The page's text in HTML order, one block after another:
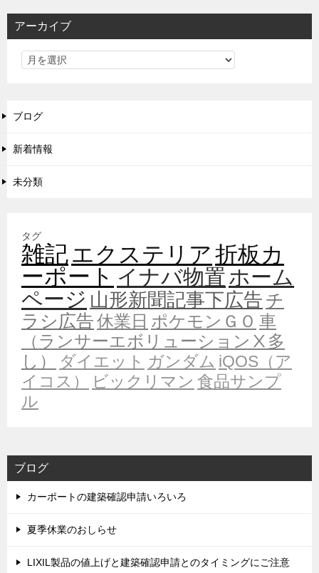
アーカイブ
ブログ
新着情報
未分類
タグ
雑記エクステリア折板カ
ーポート イナバ物置ホーム
ページ 山形新聞記事下広告 チ
ラシ広告休業日 ポケモンＧＯ 車
（ランサーエボリューションⅩ多
し）
ダイエット ガンダム iQOS（ア
イコス）
ビックリマン 食品サンプ
ル
ブログ
カーポートの建築確認申請いろいろ
夏季休業のおしらせ
LIXIL製品の値上げと建築確認申請とのタイミングにご注意